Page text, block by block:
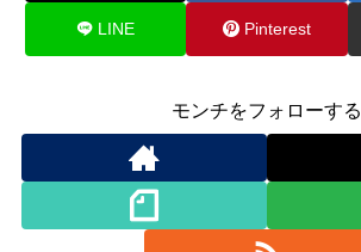
LINE Pinterest
モンチをフォローする